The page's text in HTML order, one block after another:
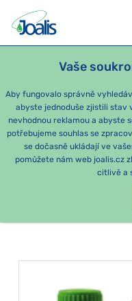
Vaše
Aby fungovalo správně
abyste jednoduše zjistili stav
nevhodnou reklamou a abyste
potřebujeme souhlas se
se dočasně ukládají ve
pomůžete nám web joalis.cz
citlivě a
PRODUKTY PODLE OBTÍŽÍ
Momentálně nejoblíbenější
PRODUKTY
KATEGORIE:
NERVOVÁ